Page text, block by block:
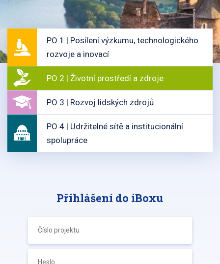
PO 1 | Posílení výzkumu, technologického
rozvoje a inovací
PO 2 | Životní prostředí a zdroje
PO 3 | Rozvoj lidských zdrojů
PO 4 | Udržitelné sítě a institucionální
spolupráce
Přihlášení do iBoxu